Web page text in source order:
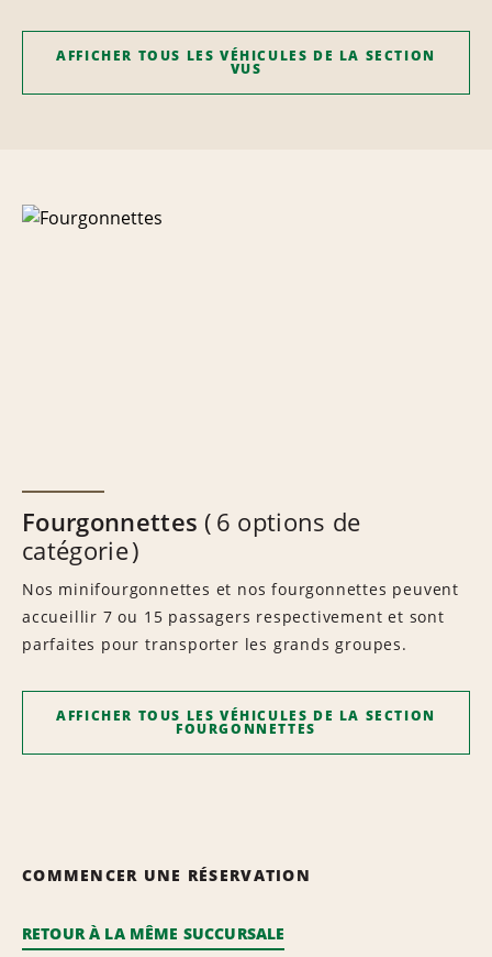
AFFICHER TOUS LES VÉHICULES DE LA SECTION
VUS
Fourgonnettes
6 options de
catégorie
Nos minifourgonnettes et nos fourgonnettes peuvent
accueillir 7 ou 15 passagers respectivement et sont
parfaites pour transporter les grands groupes.
AFFICHER TOUS LES VÉHICULES DE LA SECTION
FOURGONNETTES
COMMENCER UNE RÉSERVATION
RETOUR À LA MÊME SUCCURSALE